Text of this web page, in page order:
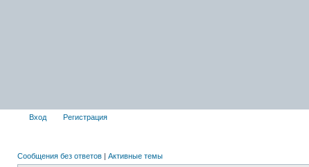
Вход Регистрация
Сообщения без ответов | Активные темы